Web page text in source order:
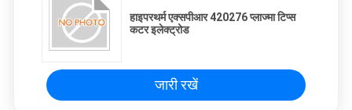
हाइपरथर्म एक्सपीआर 420276 प्लाज्मा टिप्स
कटर इलेक्ट्रोड
जारी रखें